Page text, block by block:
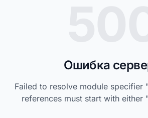
Ошибка
Failed to resolve module specifier
references must start with